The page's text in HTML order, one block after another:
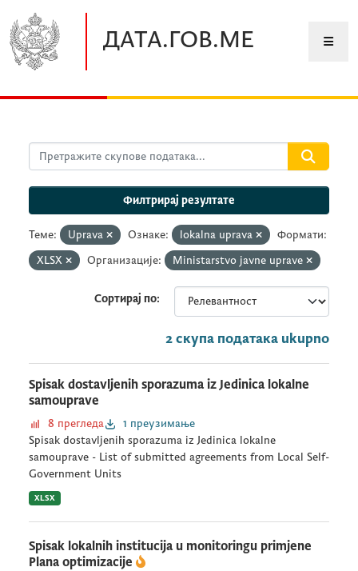
ДАТА.ГОВ.МЕ
Филтрирај резултате
Теме: Uprava Ознаке: lokalna uprava
Формати:
XLSX
Организације: Ministarstvo javne uprave
Сортирај по
2 скупа података ukupno
Spisak dostavljenih sporazuma iz Jedinica lokalne
samouprave
8 прегледа
1 преузимање
Spisak dostavljenih sporazuma iz Jedinica lokalne
samouprave - List of submitted agreements from Local Self-
Government Units
XLSX
Spisak lokalnih institucija u monitoringu primjene
Plana optimizacije